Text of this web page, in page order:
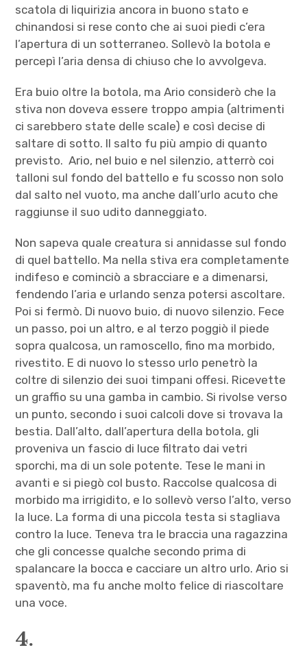
scatola di liquirizia ancora in buono stato e
chinandosi si rese conto che ai suoi piedi c’era
l’apertura di un sotterraneo. Sollevò la botola e
percepì l’aria densa di chiuso che lo avvolgeva.
Era buio oltre la botola, ma Ario considerò che la
stiva non doveva essere troppo ampia (altrimenti
ci sarebbero state delle scale) e così decise di
saltare di sotto. Il salto fu più ampio di quanto
previsto. Ario, nel buio e nel silenzio, atterrò coi
talloni sul fondo del battello e fu scosso non solo
dal salto nel vuoto, ma anche dall’urlo acuto che
raggiunse il suo udito danneggiato.
Non sapeva quale creatura si annidasse sul fondo
di quel battello. Ma nella stiva era completamente
indifeso e cominciò a sbracciare e a dimenarsi,
fendendo l’aria e urlando senza potersi ascoltare.
Poi si fermò. Di nuovo buio, di nuovo silenzio. Fece
un passo, poi un altro, e al terzo poggiò il piede
sopra qualcosa, un ramoscello, fino ma morbido,
rivestito. E di nuovo lo stesso urlo penetrò la
coltre di silenzio dei suoi timpani offesi. Ricevette
un graffio su una gamba in cambio. Si rivolse verso
un punto, secondo i suoi calcoli dove si trovava la
bestia. Dall’alto, dall’apertura della botola, gli
proveniva un fascio di luce filtrato dai vetri
sporchi, ma di un sole potente. Tese le mani in
avanti e si piegò col busto. Raccolse qualcosa di
morbido ma irrigidito, e lo sollevò verso l’alto, verso
la luce. La forma di una piccola testa si stagliava
contro la luce. Teneva tra le braccia una ragazzina
che gli concesse qualche secondo prima di
spalancare la bocca e cacciare un altro urlo. Ario si
spaventò, ma fu anche molto felice di riascoltare
una voce.
4.